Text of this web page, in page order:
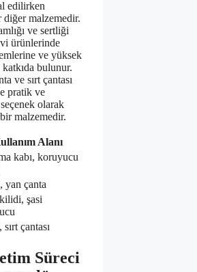
edilirken
diğer malzemedir.
ve sertliği
ürünlerinde
ve yüksek
katkıda bulunur.
ve sırt çantası
pratik ve
olarak
malzemedir.
Alanı
kabı, koruyucu
yan çanta
şasi
çantası
Süreci